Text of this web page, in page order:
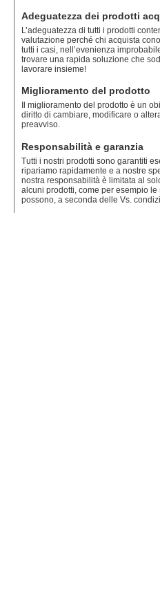
Adeguatezza dei prodotti
L’adeguatezza di tutti i prodotti
valutazione perché chi acquista
tutti i casi, nell’evenienza
trovare una rapida soluzione che
lavorare insieme!
Miglioramento del prodotto
Il miglioramento del prodotto è un
diritto di cambiare, modificare o
preavviso.
Responsabilità e garanzia
Tutti i nostri prodotti sono garantiti
ripariamo rapidamente e a nostre
nostra responsabilità è limitata al
alcuni prodotti, come per esempio
possono, a seconda delle Vs.